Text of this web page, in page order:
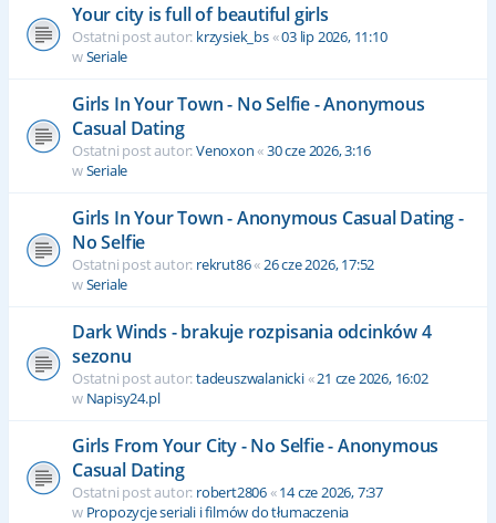
Your city is full of beautiful girls
Ostatni post autor: krzysiek_bs«03 lip 2026, 11:10
wSeriale
Girls In Your Town - No Selfie - Anonymous
Casual Dating
Ostatni post autor:Venoxon«30 cze 2026, 3:16
wSeriale
Girls In Your Town - Anonymous Casual Dating -
No Selfie
Ostatni post autor: rekrut86« 26 cze 2026, 17:52
wSeriale
Dark Winds - brakuje rozpisania odcinków 4
sezonu
Ostatni post autor:tadeuszwalanicki«21 cze 2026, 16:02
w Napisy24.pl
Girls From Your City - No Selfie - Anonymous
Casual Dating
Ostatni post autor: robert2806«14 cze 2026, 7:37
w Propozycje seriali i filmów do tłumaczenia